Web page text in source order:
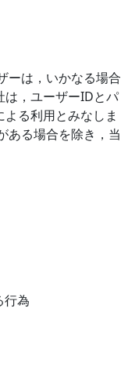
ーは，いかなる場合
は，ユーザーIDとパ
る利用とみなしま
ある場合を除き，当
行為